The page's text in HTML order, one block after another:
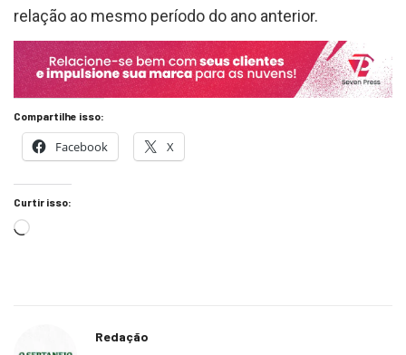
relação ao mesmo período do ano anterior.
Compartilhe isso:
Facebook X
Curtir isso:
Redação